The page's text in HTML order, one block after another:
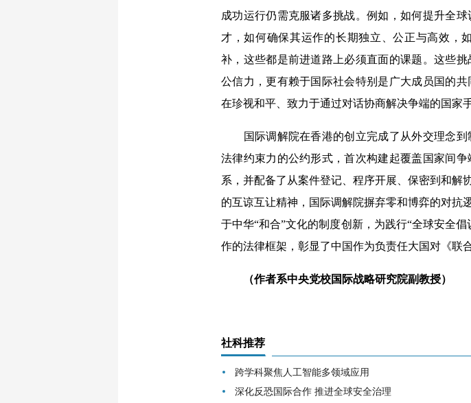
成功运行仍需克服诸多挑战。例如，如何提升全
才，如何确保其运作的长期独立、公正与高效，
补，这些都是前进道路上必须直面的课题。这些
公信力，更有赖于国际社会特别是广大成员国的
在珍视和平、致力于通过对话协商解决争端的国家手
国际调解院在香港的创立完成了从外交理念到
法律约束力的公约形式，首次构建起覆盖国家间
系，并配备了从案件登记、程序开展、保密到和解
的互谅互让精神，国际调解院摒弃零和博弈的对抗
于中华“和合”文化的制度创新，为践行“全球安全
作的法律框架，彰显了中国作为负责任大国对《联
（作者系中央党校国际战略研究院副教授）
社科推荐
跨学科聚焦人工智能多领域应用
深化反恐国际合作 推进全球安全治理